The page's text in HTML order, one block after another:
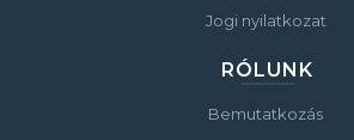
Jogi nyilatkozat
RÓLUNK
Bemutatkozás